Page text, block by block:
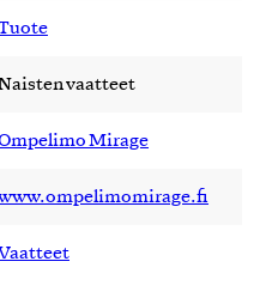
vaatteet
Mirage